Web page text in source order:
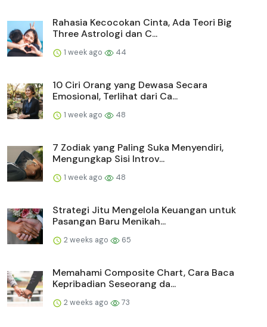
Rahasia Kecocokan Cinta, Ada Teori Big
Three Astrologi dan C...
1 week ago 44
10 Ciri Orang yang Dewasa Secara
Emosional, Terlihat dari Ca...
1 week ago 48
7 Zodiak yang Paling Suka Menyendiri,
Mengungkap Sisi Introv...
1 week ago 48
Strategi Jitu Mengelola Keuangan untuk
Pasangan Baru Menikah...
2 weeks ago 65
Memahami Composite Chart, Cara Baca
Kepribadian Seseorang da...
2 weeks ago 73